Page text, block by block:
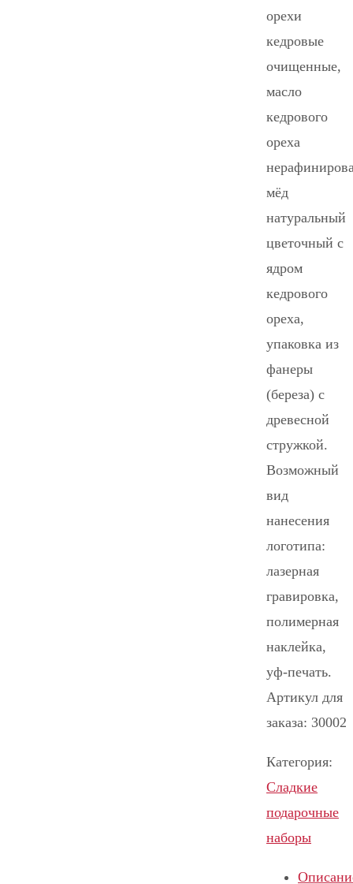
орехи
кедровые
очищенные,
масло
кедрового
ореха
мёд
натуральный
цветочный с
ядром
кедрового
ореха,
упаковка из
фанеры
(береза) с
древесной
стружкой.
Возможный
вид
нанесения
логотипа:
лазерная
гравировка,
полимерная
наклейка,
уф-печать.
Артикул для
заказа: 30002
Категория:
Сладкие
подарочные
наборы